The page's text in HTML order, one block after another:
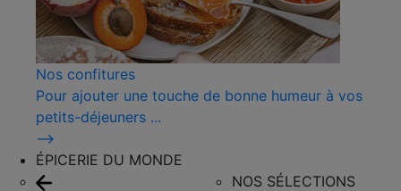
Nos confitures
Pour ajouter une touche de bonne humeur à vos
petits-déjeuners ...
⟶
ÉPICERIE DU MONDE
NOS SÉLECTIONS